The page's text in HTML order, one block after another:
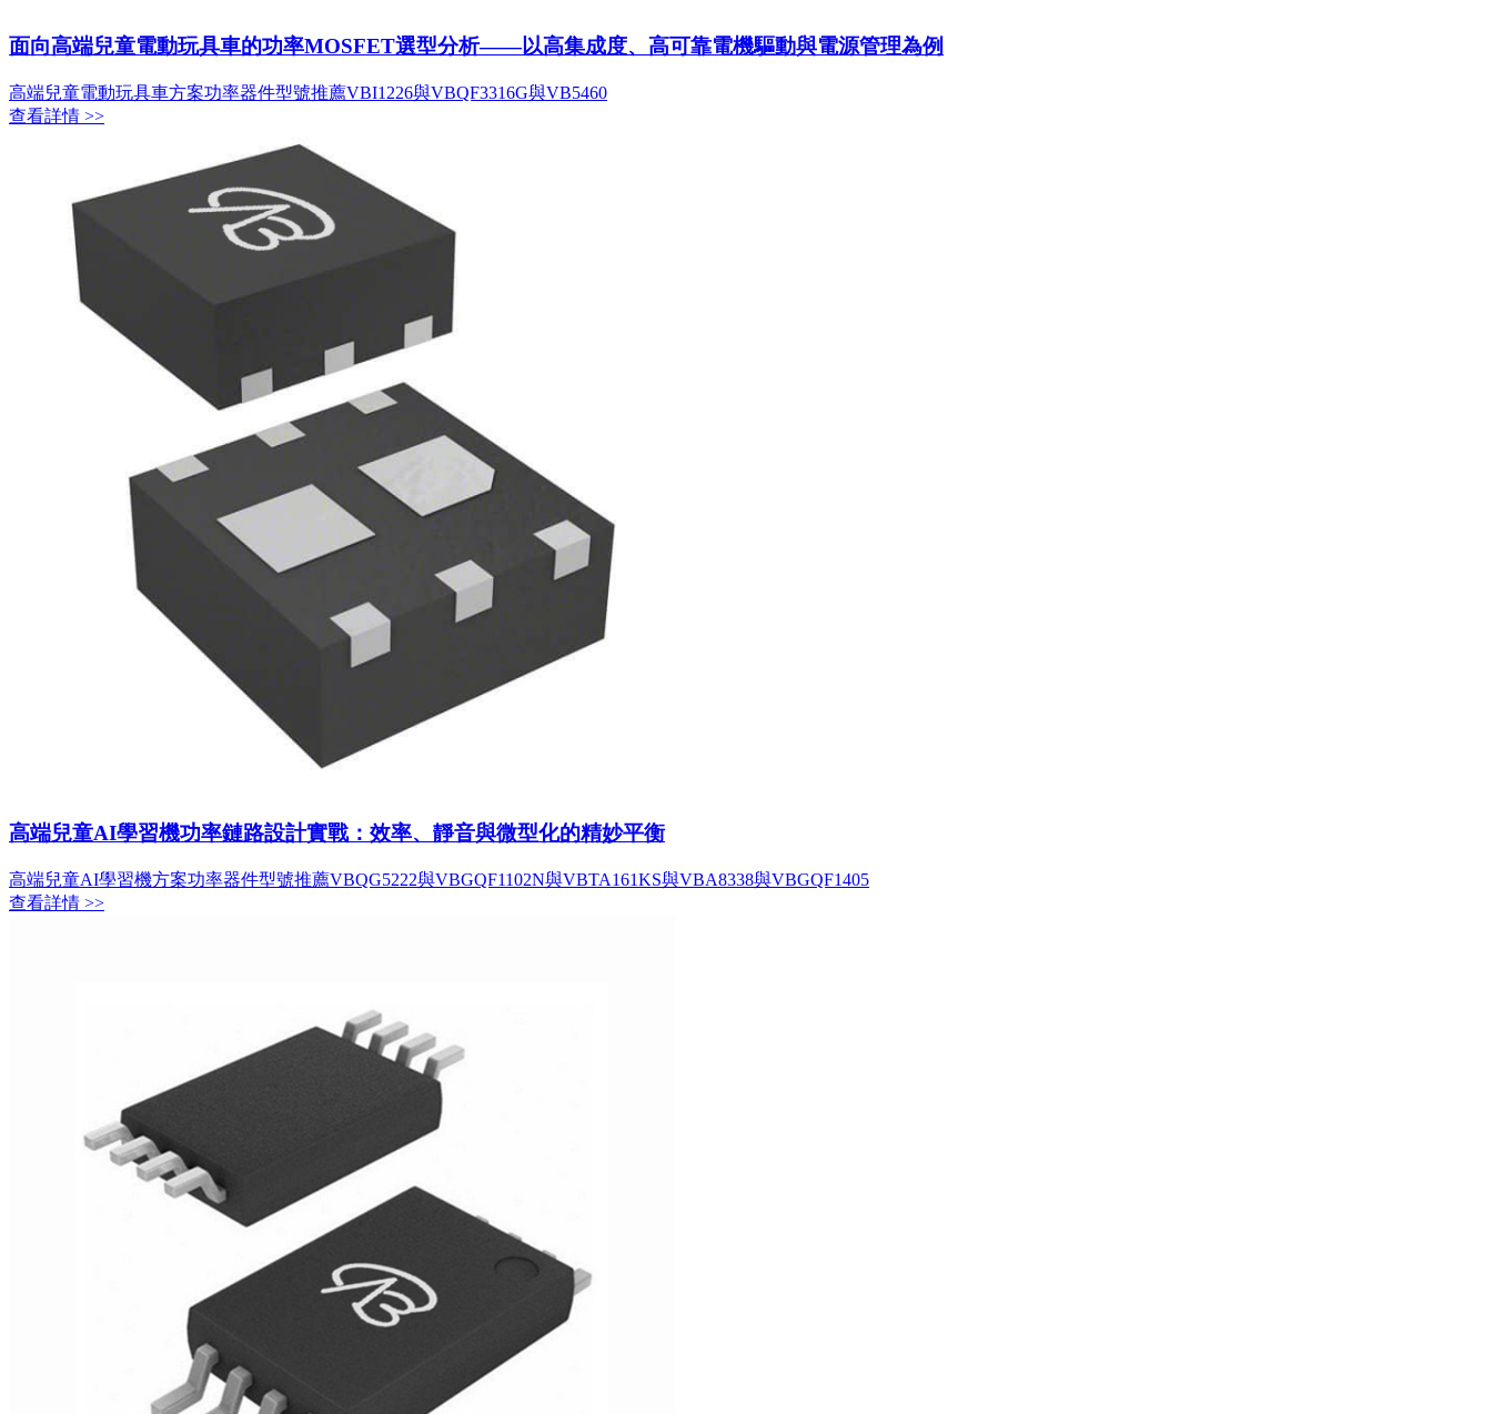
面向高端兒童電動玩具車的功率MOSFET選型分析——以高集成度、高可靠電機驅動與電源管理為例
高端兒童電動玩具車方案功率器件型號推薦VBI1226與VBQF3316G與VB5460
查看詳情 >>
高端兒童AI學習機功率鏈路設計實戰：效率、靜音與微型化的精妙平衡
高端兒童AI學習機方案功率器件型號推薦VBQG5222與VBGQF1102N與VBTA161KS與VBA8338與VBGQF1405
查看詳情 >>